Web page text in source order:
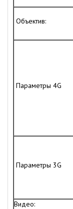
Объектив:
Параметры 4G
Параметры 3G
Видео: